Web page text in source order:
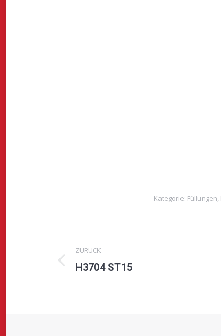
Kategorie: Füllungen,
Project
navigation
ZURÜCK
Previous
H3704 ST15